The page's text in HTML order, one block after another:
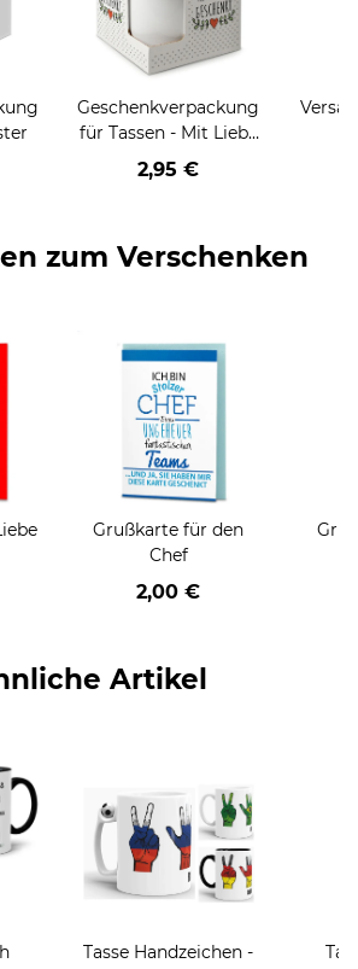
Geschenkverpackung
für Tassen - Mit Liebe
geschenkt
2,95 €
zum Verschenken
Grußkarte für den
Chef
2,00 €
Artikel
Tasse Handzeichen -